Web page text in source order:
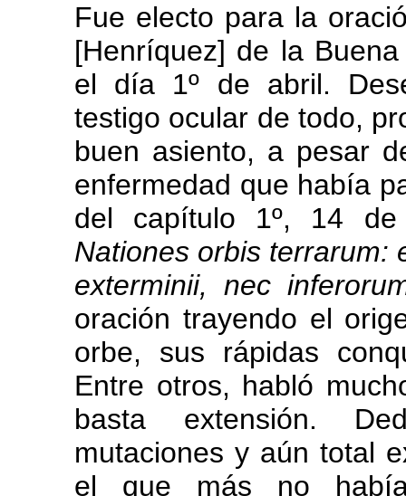
Fue electo para la
[Henríquez] de la
el día 1º de abril.
testigo ocular de todo,
buen asiento, a pesar
enfermedad que había
del capítulo 1º, 14
Nationes orbis terrarum:
exterminii, nec
oración trayendo el
orbe, sus rápidas
Entre otros, habló
basta extensión.
mutaciones y aún total
el que más no